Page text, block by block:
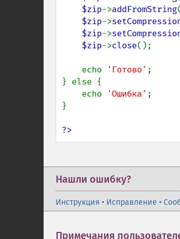
$zip->addFromString(
$zip->
$zip->
$zip->close();
    echo
'Готово' ;
} else {
    echo
'Ошибка' ;
}
?>
Нашли ошибку?
Инструкция • Исправление •
Примечания